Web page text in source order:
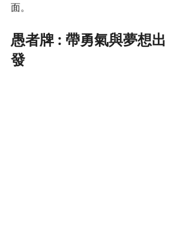
面。
愚者牌 : 帶勇氣與夢想出
發